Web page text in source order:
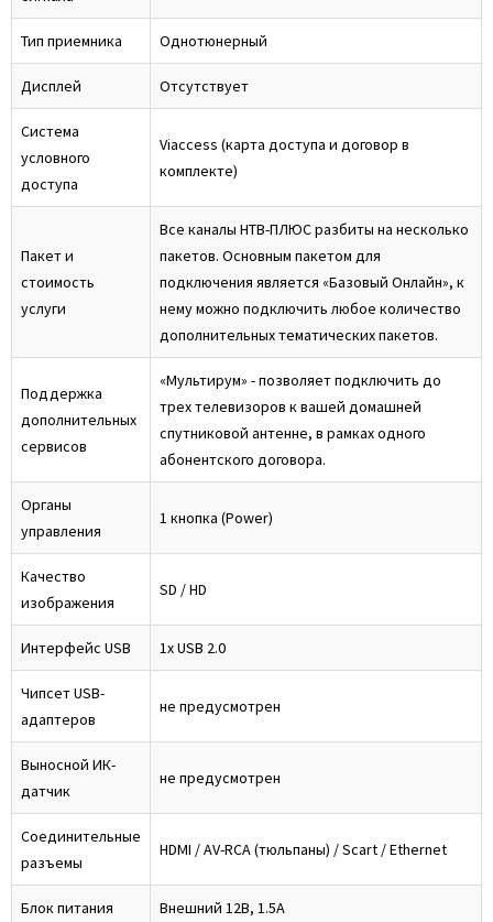
Тип приемника Однотюнерный
Дисплей Отсутствует
Система
условного
доступа
Viaccess (карта доступа и договор в
комплекте)
Пакет и
стоимость
услуги
Все каналы НТВ‑ПЛЮС разбиты на несколько
пакетов. Основным пакетом для
подключения является «Базовый Онлайн», к
нему можно подключить любое количество
дополнительных тематических пакетов.
Поддержка
дополнительных
сервисов
«Мультирум» - позволяет подключить до
трех телевизоров к вашей домашней
спутниковой антенне, в рамках одного
абонентского договора.
Органы
управления
1 кнопка (Power)
Качество
изображения
SD / HD
Интерфейс USB 1x USB 2.0
Чипсет USB-
адаптеров
не предусмотрен
Выносной ИК-
датчик
не предусмотрен
Соединительные
разъемы
HDMI / AV-RCA (тюльпаны) / Scart / Ethernet
Блок питания Внешний 12В, 1.5А